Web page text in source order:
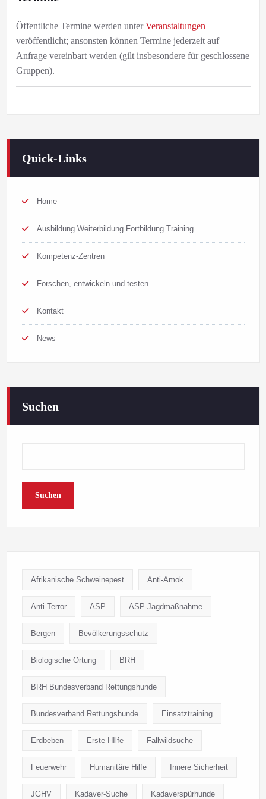
Öffentliche Termine werden unterVeranstaltungen
veröffentlicht; ansonsten können Termine jederzeit auf
Anfrage vereinbart werden (gilt insbesondere für geschlossene
Gruppen).
Quick-Links
Home
Ausbildung Weiterbildung Fortbildung Training
Kompetenz-Zentren
Forschen, entwickeln und testen
Kontakt
News
Suchen
Suchen
Afrikanische Schweinepest Anti-Amok
Anti-Terror ASP ASP-Jagdmaßnahme
Bergen Bevölkerungsschutz
Biologische Ortung BRH
BRH Bundesverband Rettungshunde
Bundesverband Rettungshunde Einsatztraining
Erdbeben Erste HIlfe Fallwildsuche
Feuerwehr Humanitäre Hilfe Innere Sicherheit
JGHV Kadaver-Suche Kadaverspürhunde